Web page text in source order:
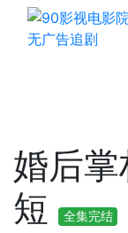
婚后
短
全集完结